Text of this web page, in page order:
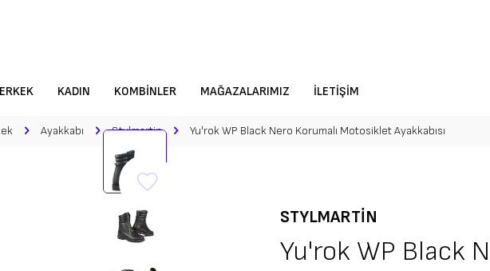
KADIN KOMBINLER MAĞAZALARIMIZ İLETIŞIM
Ayakkabı Stylmartin Yu'rok WP Black Nero Korumalı Motosiklet Ayakkabısı
STYLMARTIN
Yu'rok WP Black